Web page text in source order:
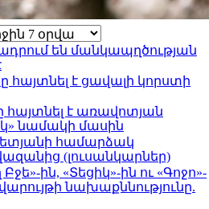
են մանկապղծության
հայտնել է ցավալի կորստի
հայտնել է առավոտյան
նամակի մասին
համարձակ
(լուսանկարներ)
ին, «Տեցիկ»-ին ու «Գոջո»-
նախաքննությունը.